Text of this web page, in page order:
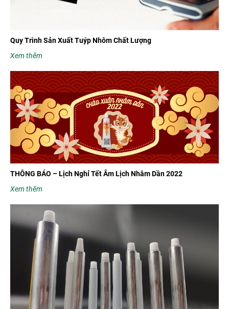
Quy Trình Sản Xuất Tuýp Nhôm Chất Lượng
Xem thêm
THÔNG BÁO – Lịch Nghỉ Tết Âm Lịch Nhâm Dần 2022
Xem thêm